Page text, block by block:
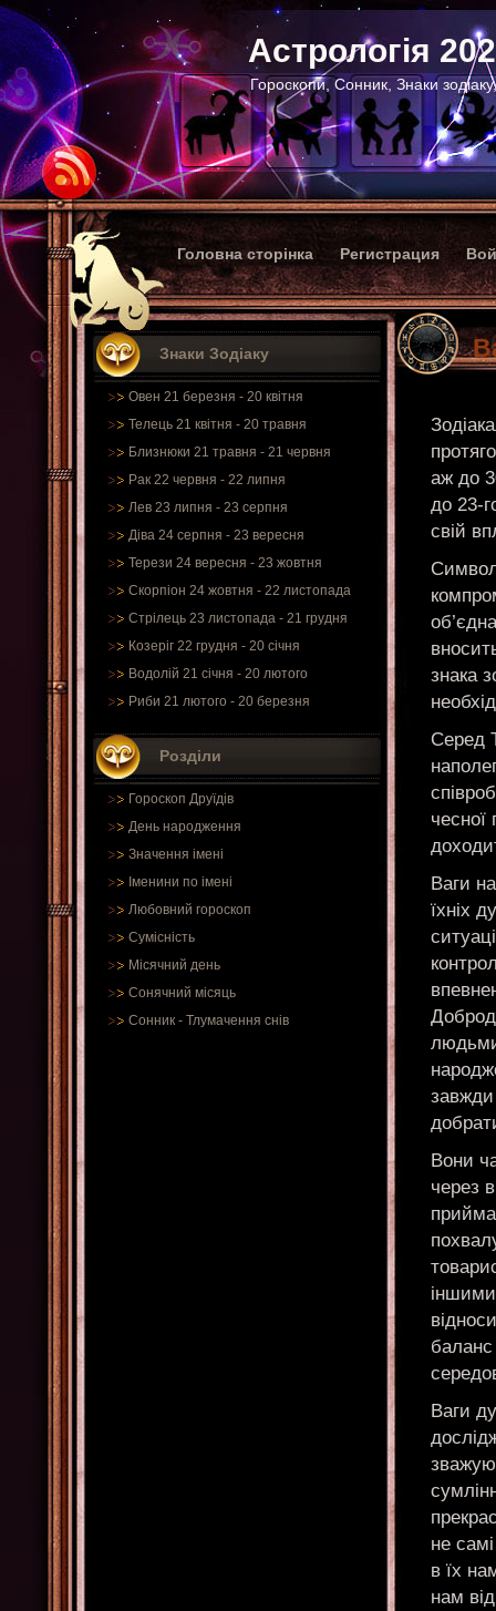
Астрологія
Гороскопи, Сонник, Знаки
Головна сторінка Регистрация
Знаки Зодіаку
Овен 21 березня - 20 квітня
Телець 21 квітня - 20 травня
Близнюки 21 травня - 21 червня
Рак 22 червня - 22 липня
Лев 23 липня - 23 серпня
Діва 24 серпня - 23 вересня
Терези 24 вересня - 23 жовтня
Скорпіон 24 жовтня - 22 листопада
Стрілець 23 листопада - 21 грудня
Козеріг 22 грудня - 20 січня
Водолій 21 січня - 20 лютого
Риби 21 лютого - 20 березня
Розділи
Гороскоп Друїдів
День народження
Значення імені
Іменини по імені
Любовний гороскоп
Сумісність
Місячний день
Сонячний місяць
Сонник - Тлумачення снів
аж до
до 23-
свій
знака
Серед
чесної
Ваги
їхніх
Вони
через
баланс
Ваги
не
в їх
нам